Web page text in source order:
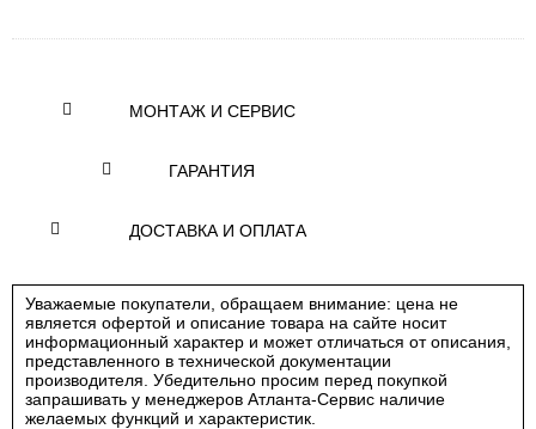
МОНТАЖ И СЕРВИС
ГАРАНТИЯ
ДОСТАВКА И ОПЛАТА
Уважаемые покупатели, обращаем внимание: цена не
является офертой и описание товара на сайте носит
информационный характер и может отличаться от описания,
представленного в технической документации
производителя. Убедительно просим перед покупкой
запрашивать у менеджеров Атланта-Сервис наличие
желаемых функций и характеристик.